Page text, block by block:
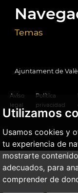
Utilizamos
Usamos cookies y
tu experiencia de
mostrarte
adecuados, para
comprender de
Temas
Ajuntament de
Aviso
legal
Política
privacidad